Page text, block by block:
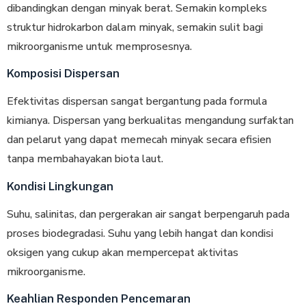
dibandingkan dengan minyak berat. Semakin kompleks
struktur hidrokarbon dalam minyak, semakin sulit bagi
mikroorganisme untuk memprosesnya.
Komposisi Dispersan
Efektivitas dispersan sangat bergantung pada formula
kimianya. Dispersan yang berkualitas mengandung surfaktan
dan pelarut yang dapat memecah minyak secara efisien
tanpa membahayakan biota laut.
Kondisi Lingkungan
Suhu, salinitas, dan pergerakan air sangat berpengaruh pada
proses biodegradasi. Suhu yang lebih hangat dan kondisi
oksigen yang cukup akan mempercepat aktivitas
mikroorganisme.
Keahlian Responden Pencemaran